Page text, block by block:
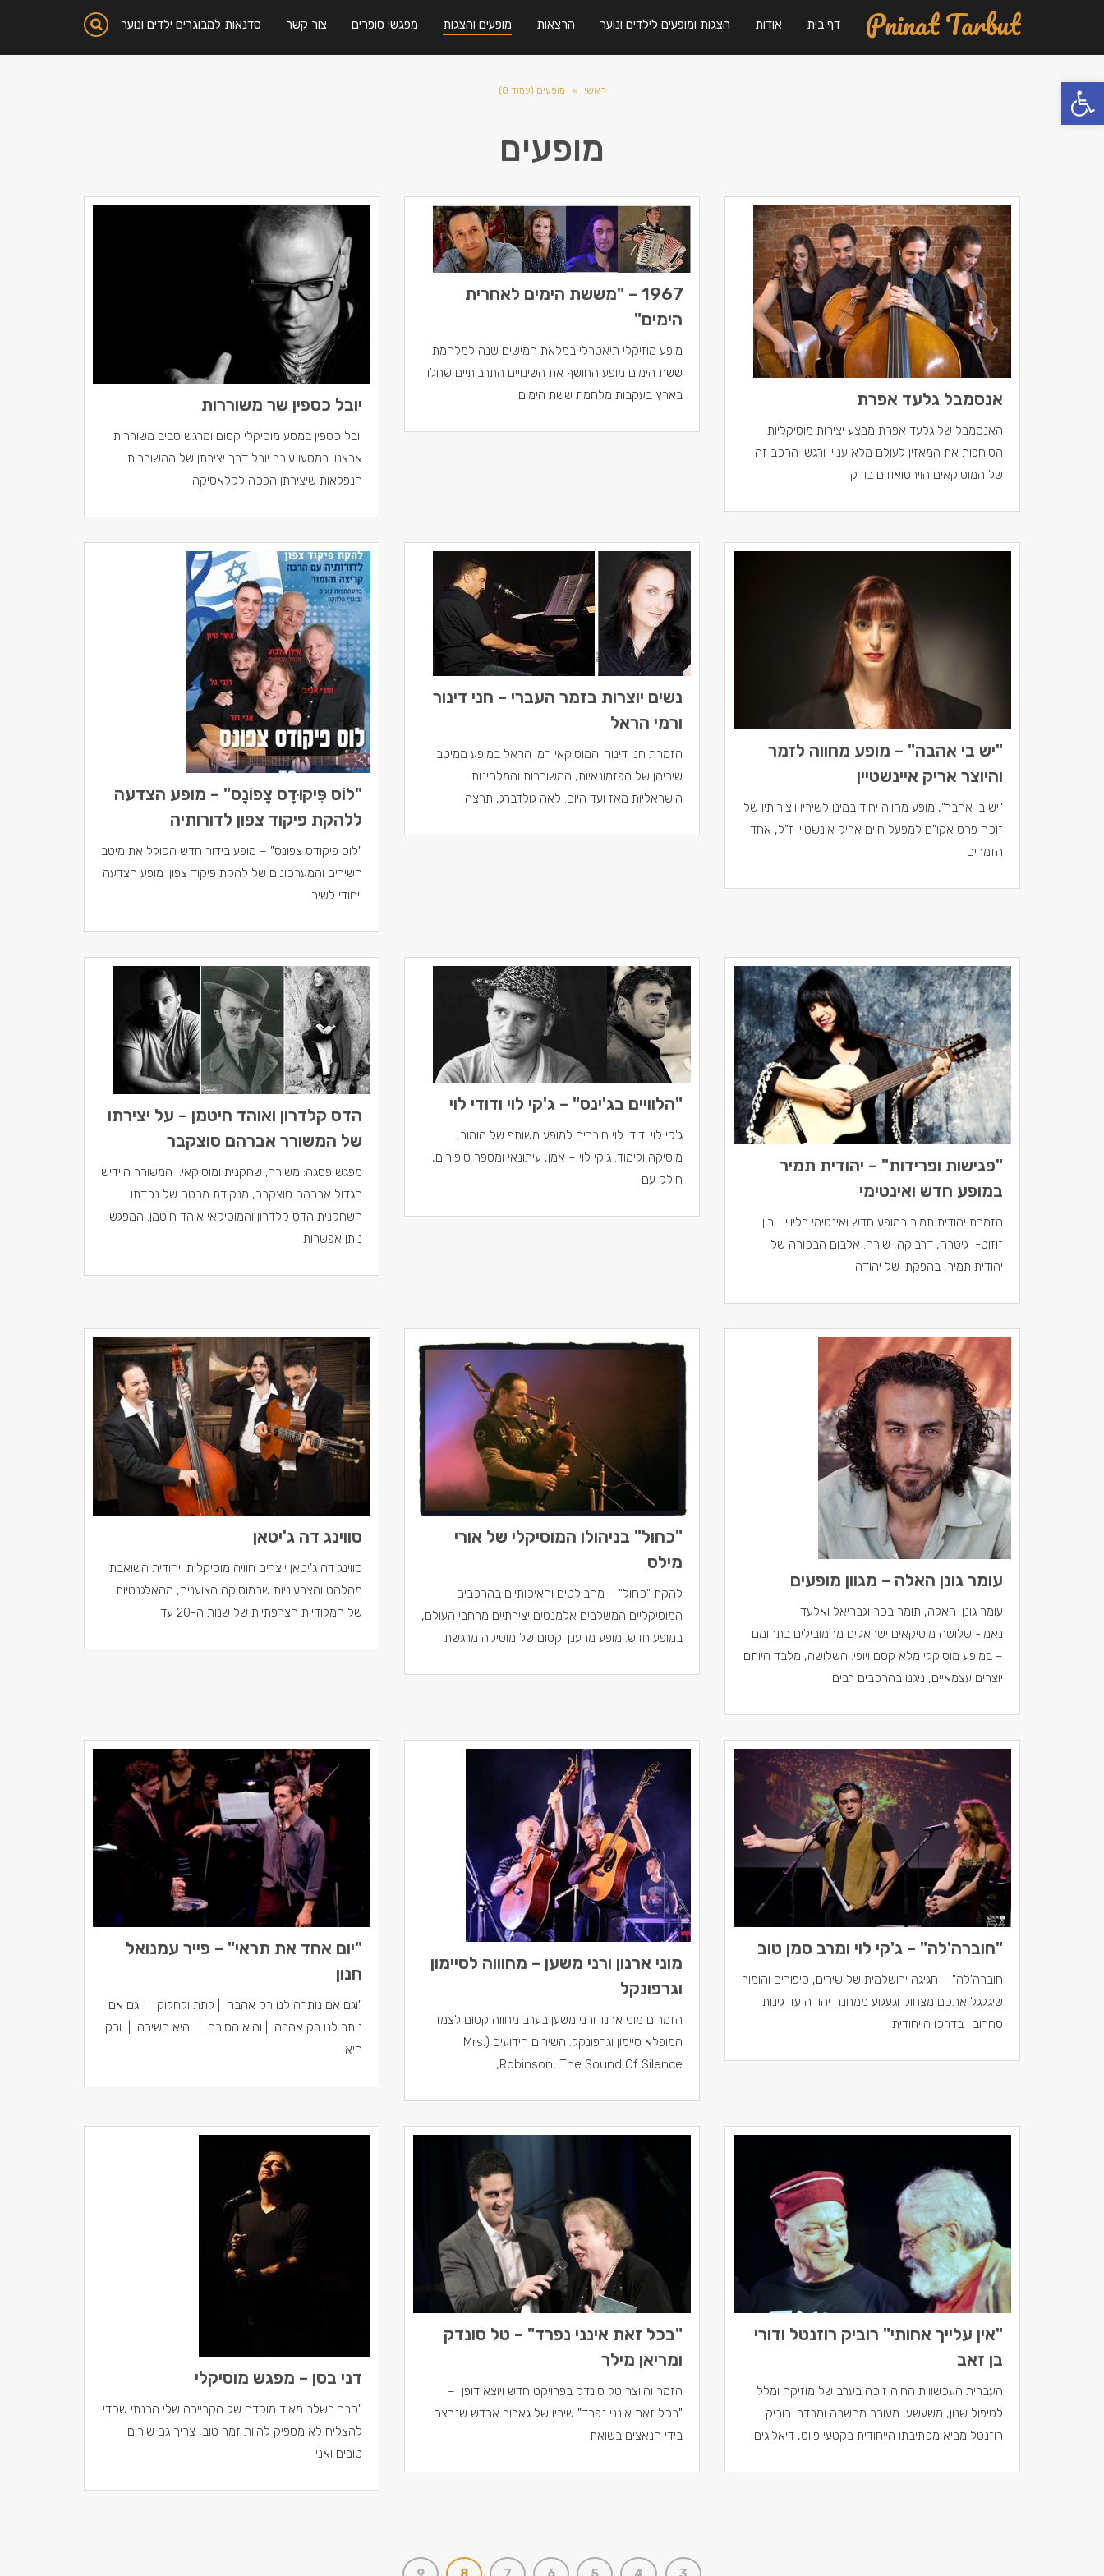
פתח סרגל נגישות
Pninat Tarbut דף בית אודות הצגות ומופעים לילדים ונוער הרצאות מופעים והצגות מפגשי סופרים צור קשר סדנאות למבוגרים ילדים ונוער
ראשי » מופעים (עמוד 8)
מופעים
אנסמבל גלעד אפרת
האנסמבל של גלעד אפרת מבצע יצירות מוסיקליות
הסוחפות את המאזין לעולם מלא עניין ורגש. הרכב זה
של המוסיקאים הוירטואוזים בודק
1967 – "מששת הימים לאחרית
הימים"
מופע מוזיקלי תיאטרלי במלאת חמישים שנה למלחמת
ששת הימים מופע החושף את השינויים התרבותיים שחלו
בארץ בעקבות מלחמת ששת הימים
יובל כספין שר משוררות
יובל כספין במסע מוסיקלי קסום ומרגש סביב משוררות
ארצנו. במסעו עובר יובל דרך יצירתן של המשוררות
הנפלאות שיצירתן הפכה לקלאסיקה
"יש בי אהבה" – מופע מחווה לזמר
והיוצר אריק איינשטיין
"יש בי אהבה", מופע מחווה יחיד במינו לשיריו ויצירותיו של
זוכה פרס אקו"ם למפעל חיים אריק אינשטיין ז"ל, אחד
הזמרים
נשים יוצרות בזמר העברי – חני דינור
ורמי הראל
הזמרת חני דינור והמוסיקאי רמי הראל במופע ממיטב
שיריהן של הפזמונאיות, המשוררות והמלחינות
הישראליות מאז ועד היום: לאה גולדברג, תרצה
"לוֺֹס פִּיקוּדָס צָפוֹנָס" – מופע הצדעה
ללהקת פיקוד צפון לדורותיה
"לוס פיקודס צפונס" – מופע בידור חדש הכולל את מיטב
השירים והמערכונים של להקת פיקוד צפון. מופע הצדעה
ייחודי לשירי
"פגישות ופרידות" – יהודית תמיר
במופע חדש ואינטימי
הזמרת יהודית תמיר במופע חדש ואינטימי בליווי: ירון
זוזוט- גיטרה, דרבוקה, שירה. אלבום הבכורה של
יהודית תמיר, בהפקתו של יהודה
"הלוויים בג'ינס" – ג'קי לוי ודודי לוי
ג'קי לוי ודודי לוי חוברים למופע משותף של הומור,
מוסיקה ולימוד. ג'קי לוי – אמן, עיתונאי ומספר סיפורים,
חולק עם
הדס קלדרון ואוהד חיטמן – על יצירתו
של המשורר אברהם סוצקבר
מפגש פסגה: משורר, שחקנית ומוסיקאי. המשורר היידיש
הגדול אברהם סוצקבר, מנקודת מבטה של נכדתו
השחקנית הדס קלדרון והמוסיקאי אוהד חיטמן. המפגש
נותן אפשרות
עומר גונן האלה – מגוון מופעים
עומר גונן-האלה, תומר בכר וגבריאל ואלעד
נאמן- שלושה מוסיקאים ישראלים מהמובילים בתחומם
– במופע מוסיקלי מלא קסם ויופי. השלושה, מלבד היותם
יוצרים עצמאיים, ניגנו בהרכבים רבים
"כחול" בניהולו המוסיקלי של אורי
מילס
להקת "כחול" – מהבולטים והאיכותיים בהרכבים
המוסיקליים המשלבים אלמנטים יצירתיים מרחבי העולם,
במופע חדש. מופע מרענן וקסום של מוסיקה מרגשת
סווינג דה ג'יטאן
סווינג דה ג'יטאן יוצרים חוויה מוסיקלית ייחודית השואבת
מהלהט והצבעוניות שבמוסיקה הצוענית, מהאלגנטיות
של המלודיות הצרפתיות של שנות ה-20 עד
"חוברה'לה" – ג'קי לוי ומרב סמן טוב
חוברה'לה" – חגיגה ירושלמית של שירים, סיפורים והומור
שיגלגל אתכם מצחוק וגעגוע ממחנה יהודה עד גינות
סחרוב . בדרכו הייחודית
מוני ארנון ורני משען – מחוווה לסיימון
וגרפונקל
הזמרים מוני ארנון ורני משען בערב מחווה קסום לצמד
המופלא סיימון וגרפונקל. השירים הידועים (Mrs.
Robinson, The Sound Of Silence,
"יום אחד את תראי" – פייר עמנואל
חנון
"וגם אם נותרה לנו רק אהבה | לתת ולחלוק | וגם אם
נותר לנו רק אהבה | והיא הסיבה | והיא השירה | ורק
היא
"אין עלייך אחותי" רוביק רוזנטל ודורי
בן זאב
העברית העכשווית החיה זוכה בערב של מוזיקה ומלל
לטיפול שנון, משעשע, מעורר מחשבה ומבדר. רוביק
רוזנטל מביא מכתיבתו הייחודית בקטעי פיוט, דיאלוגים
"בכל זאת אינני נפרד" – טל סונדק
ומריאן מילר
הזמר והיוצר טל סונדק בפרויקט חדש ויוצא דופן –
"בכל זאת אינני נפרד" שיריו של גאבור ארדש שנרצח
בידי הנאצים בשואת
דני בסן – מפגש מוסיקלי
"כבר בשלב מאוד מוקדם של הקריירה שלי הבנתי שכדי
להצליח לא מספיק להיות זמר טוב, צריך גם שירים
טובים ואני